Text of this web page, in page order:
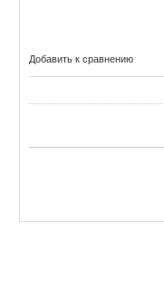
Добавить к сравнению